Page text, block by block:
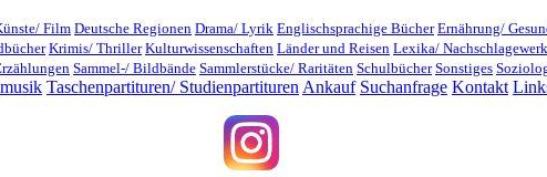
Film Deutsche Regionen Drama/ Lyrik Englischsprachige Bücher Ernährung/
Krimis/ Thriller Kulturwissenschaften Länder und Reisen Lexika/
Sammel-/ Bildbände Sammlerstücke/ Raritäten Schulbücher Sonstiges
Taschenpartituren/ Studienpartituren Ankauf Suchanfrage Kontakt